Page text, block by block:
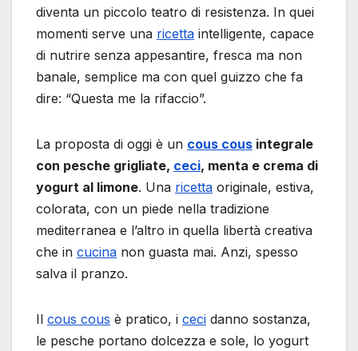
diventa un piccolo teatro di resistenza. In quei
momenti serve una ricetta intelligente, capace
di nutrire senza appesantire, fresca ma non
banale, semplice ma con quel guizzo che fa
dire: “Questa me la rifaccio”.
La proposta di oggi è un cous cous integrale
con pesche grigliate, ceci, menta e crema di
yogurt al limone. Una ricetta originale, estiva,
colorata, con un piede nella tradizione
mediterranea e l’altro in quella libertà creativa
che in cucina non guasta mai. Anzi, spesso
salva il pranzo.
Il cous cous è pratico, i ceci danno sostanza,
le pesche portano dolcezza e sole, lo yogurt